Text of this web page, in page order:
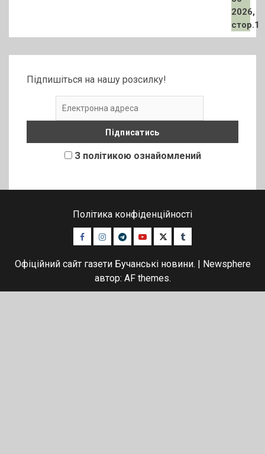
Підпишіться на нашу розсилку!
З політикою ознайомлений
Політика конфіденційності
Facebook
Instagram
TelegramYoutubeTwitterTumblr
Офіційний сайт газети Бучанські новини.
Newsphere
автор: AF themes.